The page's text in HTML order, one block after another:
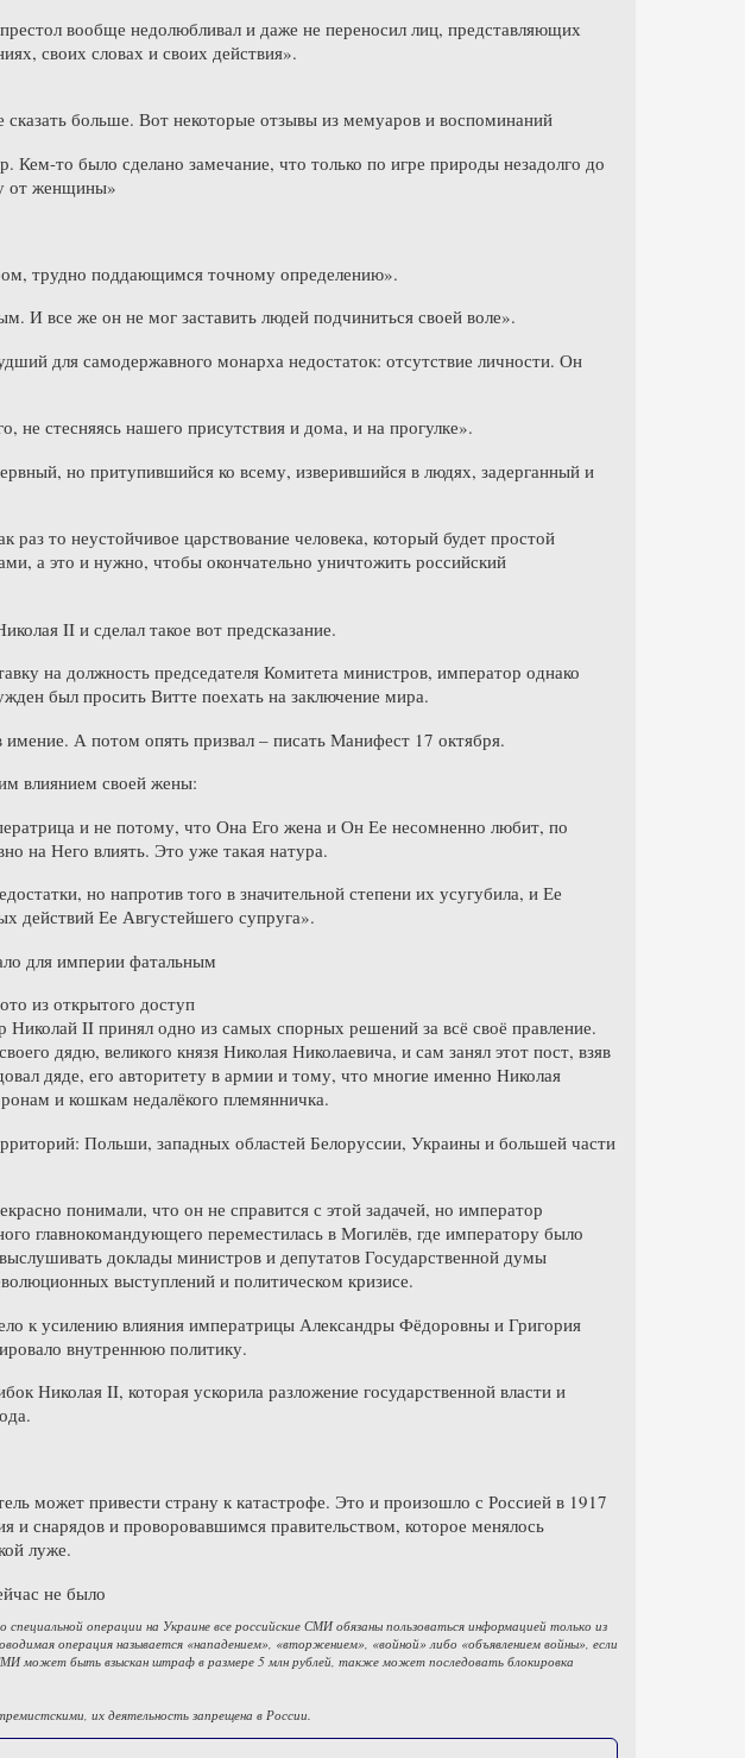
вообще недолюбливал и даже не переносил лиц, представляющих
своих словах и своих действия».
больше. Вот некоторые отзывы из мемуаров и воспоминаний
то было сделано замечание, что только по игре природы незадолго до
от женщины»
трудно поддающимся точному определению».
И все же он не мог заставить людей подчиниться своей воле».
для самодержавного монарха недостаток: отсутствие личности. Он
стесняясь нашего присутствия и дома, и на прогулке».
но притупившийся ко всему, изверившийся в людях, задерганный и
то неустойчивое царствование человека, который будет простой
а это и нужно, чтобы окончательно уничтожить российский
II и сделал такое вот предсказание.
на должность председателя Комитета министров, император однако
был просить Витте поехать на заключение мира.
А потом опять призвал – писать Манифест 17 октября.
влиянием своей жены:
и не потому, что Она Его жена и Он Ее несомненно любит, по
на Него влиять. Это уже такая натура.
но напротив того в значительной степени их усугубила, и Ее
действий Ее Августейшего супруга».
для империи фатальным
из открытого доступ
II принял одно из самых спорных решений за всё своё правление.
дядю, великого князя Николая Николаевича, и сам занял этот пост, взяв
дяде, его авторитету в армии и тому, что многие именно Николая
и кошкам недалёкого племянничка.
Польши, западных областей Белоруссии, Украины и большей части
понимали, что он не справится с этой задачей, но император
главнокомандующего переместилась в Могилёв, где императору было
доклады министров и депутатов Государственной думы
выступлений и политическом кризисе.
к усилению влияния императрицы Александры Фёдоровны и Григория
внутреннюю политику.
Николая II, которая ускорила разложение государственной власти и
может привести страну к катастрофе. Это и произошло с Россией в 1917
снарядов и проворовавшимся правительством, которое менялось
луже.
не было
операции на Украине все российские СМИ обязаны пользоваться информацией только из
операция называется «нападением», «вторжением», «войной» либо «объявлением войны», если
может быть взыскан штраф в размере 5 млн рублей, также может последовать блокировка
их деятельность запрещена в России.